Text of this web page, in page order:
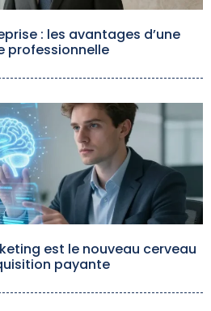
: les avantages d’une
professionnelle
est le nouveau cerveau
payante